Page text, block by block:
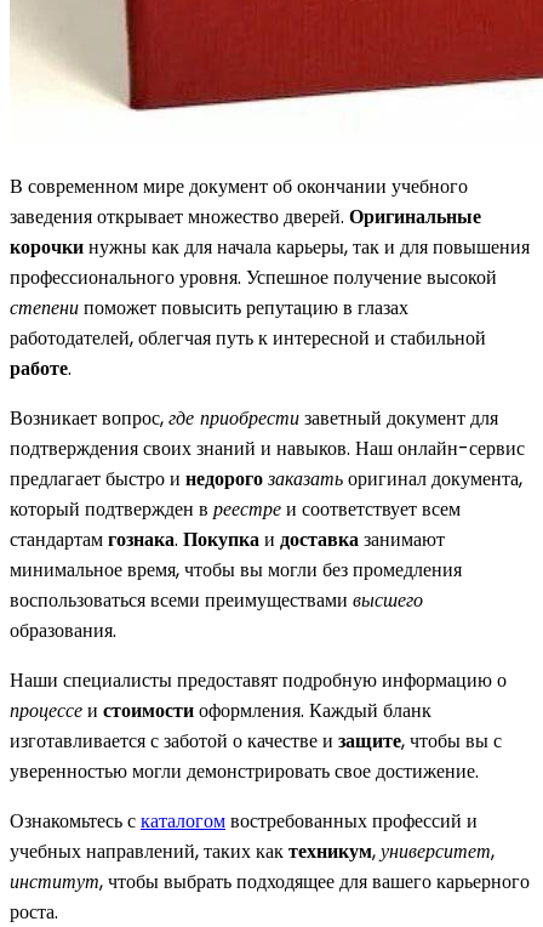
В современном мире документ об окончании учебного
заведения открывает множество дверей. Оригинальные
корочкинужны как для начала карьеры, так и для повышения
профессионального уровня. Успешное получение высокой
степенипоможет повысить репутацию в глазах
работодателей, облегчая путь к интересной и стабильной
работе.
Возникает вопрос,где приобрестизаветный документ для
подтверждения своих знаний и навыков. Наш онлайн-сервис
предлагает быстро и недорогозаказатьоригинал документа,
который подтвержден в реестреи соответствует всем
стандартамгознака. Покупкаи доставказанимают
минимальное время, чтобы вы могли без промедления
воспользоваться всеми преимуществами высшего
образования.
Наши специалисты предоставят подробную информацию о
процессеи стоимостиоформления. Каждый бланк
изготавливается с заботой о качестве и защите, чтобы вы с
уверенностью могли демонстрировать свое достижение.
Ознакомьтесь скаталогомвостребованных профессий и
учебных направлений, таких кактехникум,университет,
институт, чтобы выбрать подходящее для вашего карьерного
роста.